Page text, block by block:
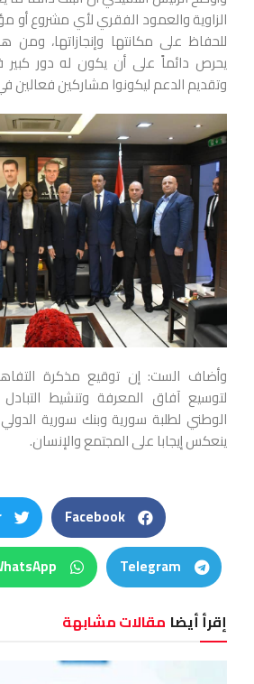
الزاوية والعمود الفقري لأي مشروع أو
للحفاظ على مكانتها وإنجازاتها، ومن
يحرص دائماً على أن يكون له دور
وتقديم الدعم ليكونوا مشاركين فعالين
وأضاف الست: إن توقيع مذكرة
لتوسيع آفاق المعرفة وتنشيط التبادل
الوطني لطلبة سورية وبنك سورية
ينعكس إيجابا على المجتمع والإنسان.
Facebook
Telegram
إقرأ أيضا مقالات مشابهة